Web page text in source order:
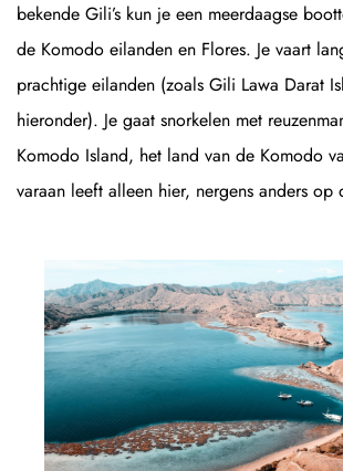
bekende Gili’s kun je een meerdaagse
de Komodo eilanden en Flores. Je vaart
prachtige eilanden (zoals Gili Lawa Darat
hieronder). Je gaat snorkelen met
Komodo Island, het land van de Komodo
varaan leeft alleen hier, nergens anders op